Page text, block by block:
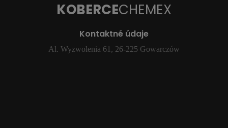
KOBERCECHEMEX
Kontaktné údaje
Al. Wyzwolenia 61, 26-225 Gowarczów